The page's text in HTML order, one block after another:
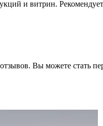
и витрин.
Вы можете стать